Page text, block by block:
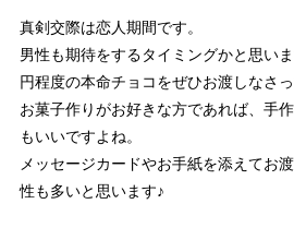
真剣交際は恋人期間です。
男性も期待をするタイミングかと思い
円程度の本命チョコをぜひお渡しなさっ
お菓子作りがお好きな方であれば、手
もいいですよね。
メッセージカードやお手紙を添えてお
性も多いと思います♪